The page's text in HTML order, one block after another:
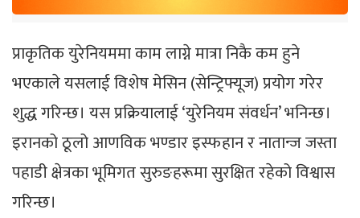
प्राकृतिक युरेनियममा काम लाग्ने मात्रा निकै कम हुने
भएकाले यसलाई विशेष मेसिन (सेन्ट्रिफ्यूज) प्रयोग गरेर
शुद्ध गरिन्छ। यस प्रक्रियालाई ‘युरेनियम संवर्धन’ भनिन्छ।
इरानको ठूलो आणविक भण्डार इस्फहान र नातान्ज जस्ता
पहाडी क्षेत्रका भूमिगत सुरुङहरूमा सुरक्षित रहेको विश्वास
गरिन्छ।